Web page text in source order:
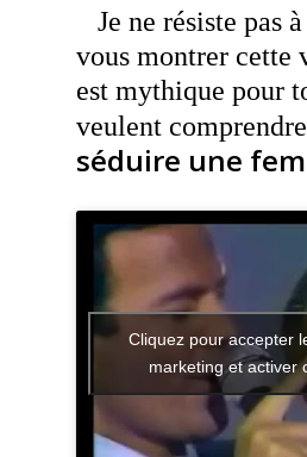
Je ne résiste pas
vous montrer cette
est mythique pour
veulent comprendre
séduire une
Cliquez pour accepter
marketing et activer